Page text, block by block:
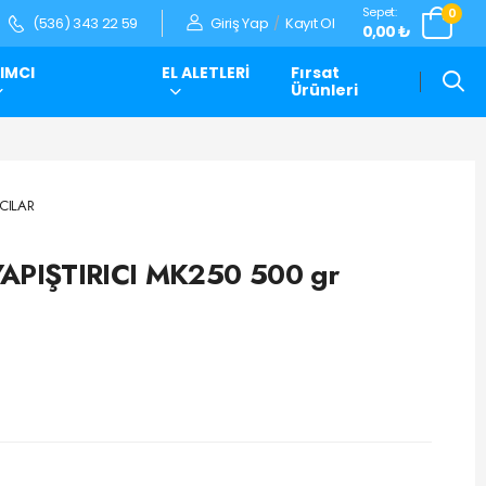
(536) 343 22 59 Giriş Yap / Kayıt Ol
Sepet:
0,00 ₺
0
EL ALETLERİ
Fırsat
Ürünleri
MK250 500 gr